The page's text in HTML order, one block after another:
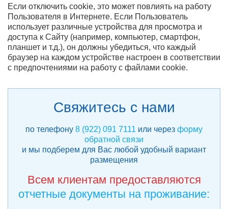
Если отключить cookie, это может повлиять на работу
Пользователя в Интернете. Если Пользователь
использует различные устройства для просмотра и
доступа к Сайту (например, компьютер, смартфон,
планшет и т.д.), он должны убедиться, что каждый
браузер на каждом устройстве настроен в соответствии
с предпочтениями на работу с файлами cookie.
Свяжитесь с нами
по телефону 8 (922) 091 7111 или через форму
обратной связи
и мы подберем для Вас любой удобный вариант
размещения
Всем клиентам предоставляются
отчетные документы на проживание: